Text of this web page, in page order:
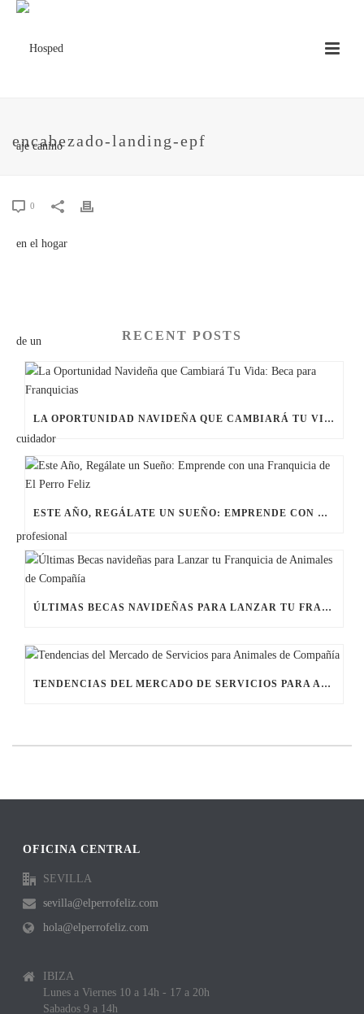
encabezado-landing-epf
0
RECENT POSTS
LA OPORTUNIDAD NAVIDEÑA QUE CAMBIARÁ TU VIDA: BECA PARA FRANQUICIAS
ESTE AÑO, REGÁLATE UN SUEÑO: EMPRENDE CON UNA FRANQUICIA DE EL PERRO FELIZ
ÚLTIMAS BECAS NAVIDEÑAS PARA LANZAR TU FRANQUICIA DE ANIMALES DE COMPAÑÍA
TENDENCIAS DEL MERCADO DE SERVICIOS PARA ANIMALES DE COMPAÑÍA
OFICINA CENTRAL
SEVILLA
sevilla@elperrofeliz.com
hola@elperrofeliz.com
IBIZA
Lunes a Viernes 10 a 14h - 17 a 20h
Sabados 9 a 14h